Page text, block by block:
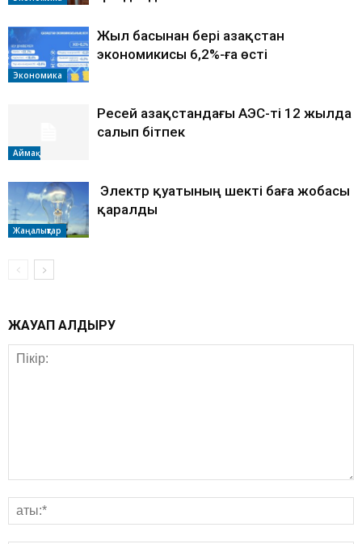
Экономика
Жыл басынан бері Қазақстан
экономикисы 6,2%-ға өсті
Аймақ
Ресей Қазақстандағы АЭС-ті 12 жылда
салып бітпек
Жаңалықтар
Электр қуатының шекті баға жобасы
қаралды
ЖАУАП ҚАЛДЫРУ